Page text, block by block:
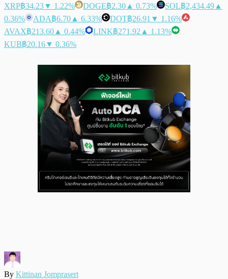
XRP฿34.23▼ 1.22% DOGE฿2.30 ▲ 0.73% SOL฿2,434.49 ▲
0.36%
ADA฿6.70 ▲ 6.33% DOT฿26.91 ▼ 1.16%
AVAX฿213.60 ▲ 0.44% LINK฿271.92 ▲ 1.13%
KUB฿20.16▼ 0.36%
By Kittinan Jomprasert